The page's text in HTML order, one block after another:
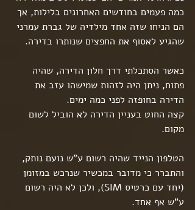
כמה פעמים בחודשים האחרונים בלילות, אך
הם הניחו שזה אחד מילדיה של גברת עמרני
שהגיע לאסוף את החפצים שנותרו בדירה.
כאשר הסתכלתי דרך חלון הדירה, שהיה
פתוח, ניתן היה לזהות שמישהו עזב את
הדירה בחופזה לפני כמה ימים.
קצה החוט בעניין הדירה לא הוביל לשום
מקום.
הטלפון הנייד שהיה רשום ע"ש נועם נותק,
והתברר כי מדובר במכשיר שנרכש במזומן
(יחד עם כרטיס SIM), ולכן לא היה רשום
ע"ש אף אחד.